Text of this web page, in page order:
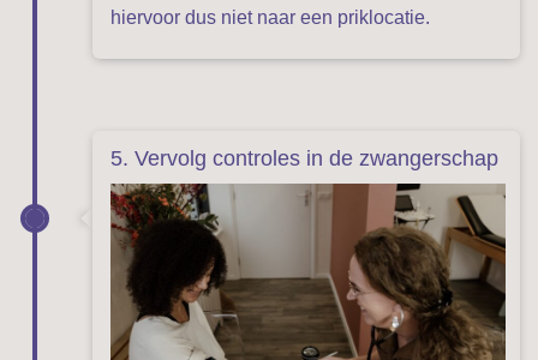
hiervoor dus niet naar een priklocatie.
5. Vervolg controles in de zwangerschap